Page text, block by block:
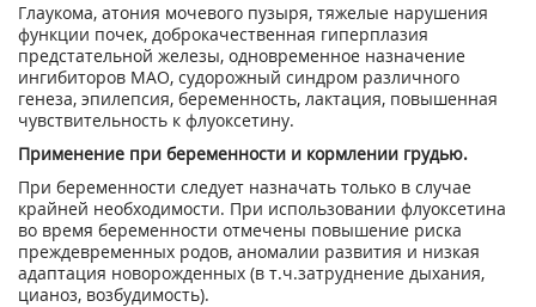
Глаукома, атония мочевого пузыря, тяжелые нарушения
функции почек, доброкачественная гиперплазия
предстательной железы, одновременное назначение
ингибиторов МАО, судорожный синдром различного
генеза, эпилепсия, беременность, лактация, повышенная
чувствительность к флуоксетину.
Применение при беременности и кормлении грудью.
При беременности следует назначать только в случае
крайней необходимости. При использовании флуоксетина
во время беременности отмечены повышение риска
преждевременных родов, аномалии развития и низкая
адаптация новорожденных (в т.ч.затруднение дыхания,
цианоз, возбудимость).